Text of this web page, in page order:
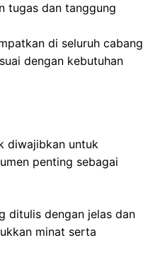
tugas dan tanggung
di seluruh cabang
dengan kebutuhan
diwajibkan untuk
penting sebagai
ditulis dengan jelas dan
minat serta